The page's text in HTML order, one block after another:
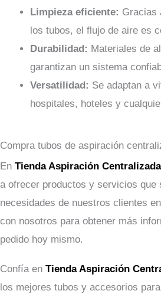
Limpieza eficiente: Gracias
los tubos, el flujo de aire es
Durabilidad: Materiales de
garantizan un sistema
Versatilidad: Se adaptan a
hospitales, hoteles y
Compra tubos de aspiración
En Tienda Aspiración Centralizada
a ofrecer productos y servicios que
necesidades de nuestros clientes en
con nosotros para obtener más
pedido hoy mismo.
Confía en Tienda Aspiración
los mejores tubos y accesorios